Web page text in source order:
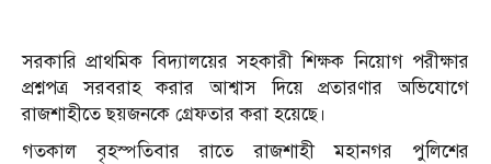
সরকারি প্রাথমিক বিদ্যালয়ের সহকারী শিক্ষক নিয়োগ পরীক্ষার
প্রশ্নপত্র সরবরাহ করার আশ্বাস দিয়ে প্রতারণার অভিযোগে
রাজশাহীতে ছয়জনকে গ্রেফতার করা হয়েছে।
গতকাল বৃহস্পতিবার রাতে রাজশাহী মহানগর পুলিশের